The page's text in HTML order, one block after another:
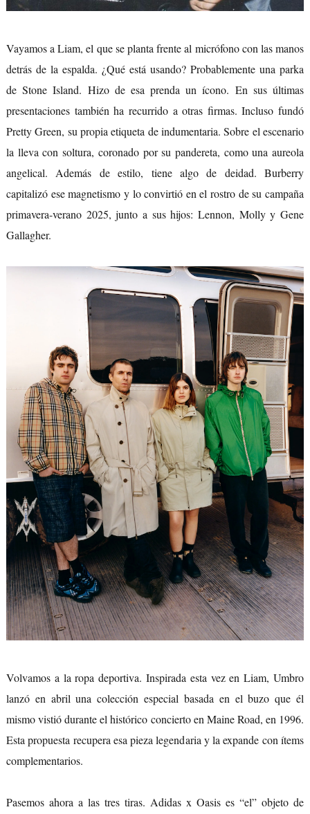
Vayamos a Liam, el que se planta frente al micrófono con las manos
detrás de la espalda. ¿Qué está usando? Probablemente una parka
de Stone Island. Hizo de esa prenda un ícono. En sus últimas
presentaciones también ha recurrido a otras firmas. Incluso fundó
Pretty Green, su propia etiqueta de indumentaria. Sobre el escenario
la lleva con soltura, coronado por su pandereta, como una aureola
angelical. Además de estilo, tiene algo de deidad. Burberry
capitalizó ese magnetismo y lo convirtió en el rostro de su campaña
primavera-verano 2025, junto a sus hijos: Lennon, Molly y Gene
Gallagher.
Volvamos a la ropa deportiva. Inspirada esta vez en Liam, Umbro
lanzó en abril una colección especial basada en el buzo que él
mismo vistió durante el histórico concierto en Maine Road, en 1996.
Esta propuesta recupera esa pieza legendaria y la expande con ítems
complementarios.
Pasemos ahora a las tres tiras. Adidas x Oasis es “el” objeto de